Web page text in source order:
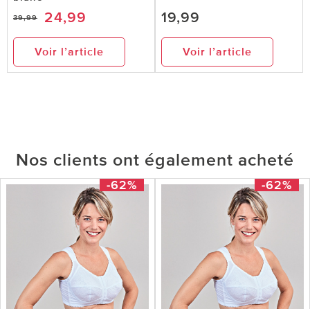
39,99 24,99
Voir l’article
19,99
Voir l’article
Nos clients ont également acheté
-62% -62%